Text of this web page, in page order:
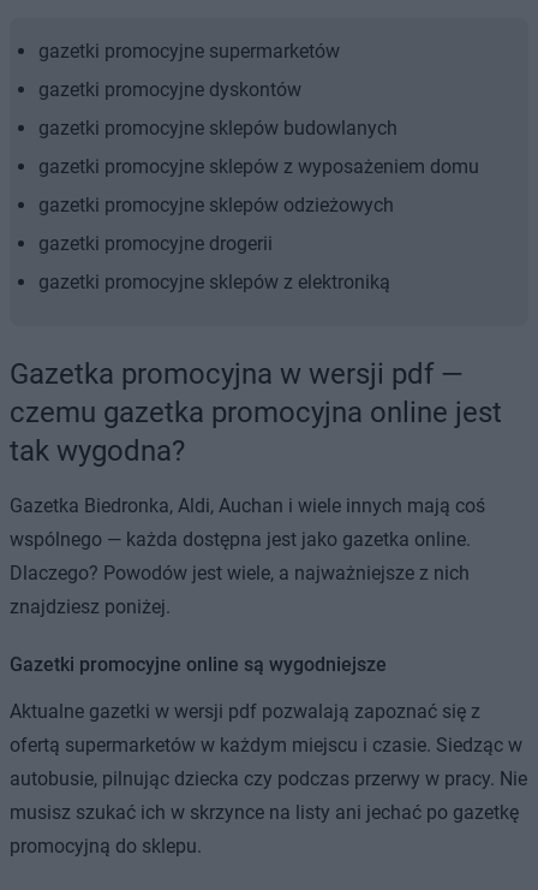
gazetki promocyjne supermarketów
gazetki promocyjne dyskontów
gazetki promocyjne sklepów budowlanych
gazetki promocyjne sklepów z wyposażeniem domu
gazetki promocyjne sklepów odzieżowych
gazetki promocyjne drogerii
gazetki promocyjne sklepów z elektroniką
Gazetka promocyjna w wersji pdf —
czemu gazetka promocyjna online jest
tak wygodna?
Gazetka Biedronka, Aldi, Auchan i wiele innych mają coś
wspólnego — każda dostępna jest jako gazetka online.
Dlaczego? Powodów jest wiele, a najważniejsze z nich
znajdziesz poniżej.
Gazetki promocyjne online są wygodniejsze
Aktualne gazetki w wersji pdf pozwalają zapoznać się z
ofertą supermarketów w każdym miejscu i czasie. Siedząc w
autobusie, pilnując dziecka czy podczas przerwy w pracy. Nie
musisz szukać ich w skrzynce na listy ani jechać po gazetkę
promocyjną do sklepu.